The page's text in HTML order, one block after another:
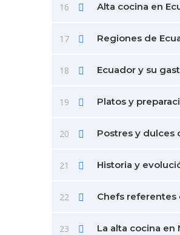
16 Alta cocina en
17 Regiones de
18 Ecuador y su
19 Platos y
20 Postres y dulces
21 Historia y
22 Chefs
23 La alta cocina en